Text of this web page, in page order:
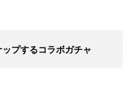
プするコラボガチャ